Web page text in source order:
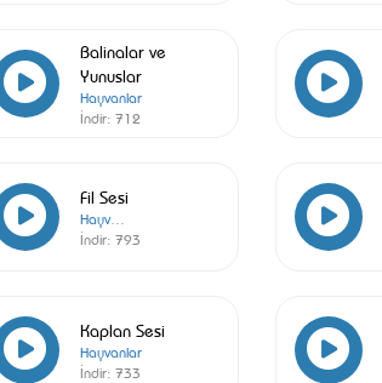
Balinalar ve
Yunuslar
Hayvanlar
İndir: 712
Fil Sesi
Hayvanlar
İndir: 793
Kaplan Sesi
Hayvanlar
İndir: 733